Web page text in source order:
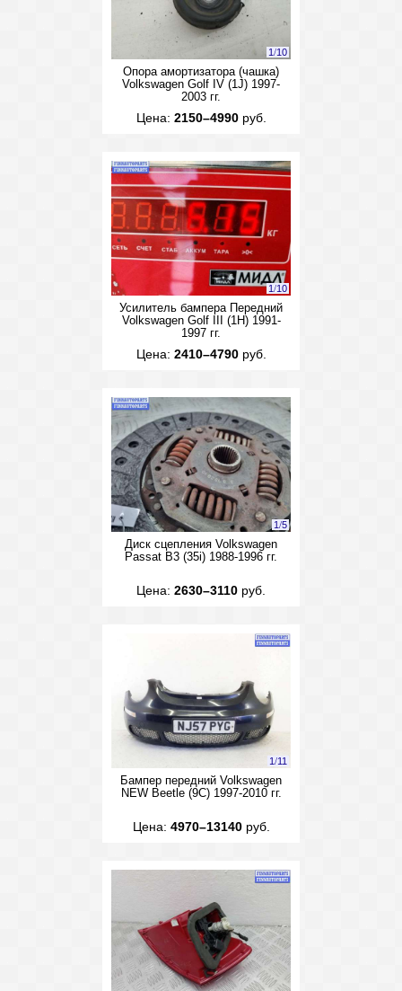
1/10
Опора амортизатора (чашка)
Volkswagen Golf IV (1J) 1997-
2003 гг.
Цена: 2150–4990руб.
1/10
Усилитель бампера Передний
Volkswagen Golf III (1H) 1991-
1997 гг.
Цена: 2410–4790руб.
1/5
Диск сцепления Volkswagen
Passat B3 (35i) 1988-1996 гг.
Цена: 2630–3110 руб.
1/11
Бампер передний Volkswagen
NEW Beetle (9C) 1997-2010 гг.
Цена: 4970–13140руб.